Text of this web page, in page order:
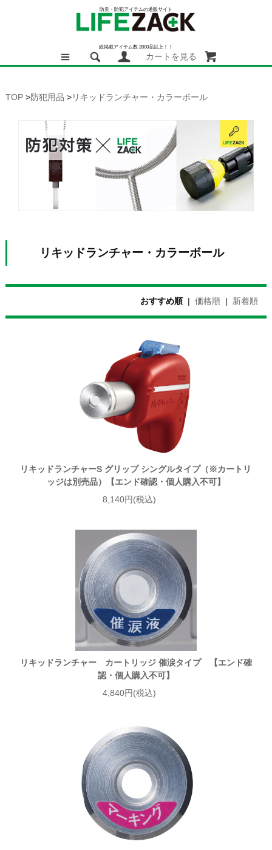
防災・防犯アイテムの通販サイト
総掲載アイテム数 2000品以上！！
カートを見る
TOP >防犯用品 >リキッドランチャー・カラーボール
リキッドランチャー・カラーボール
おすすめ順|価格順 | 新着順
リキッドランチャーS グリップ シングルタイプ（※カートリ
ッジは別売品）【エンド確認・個人購入不可】
8,140円(税込)
リキッドランチャー カートリッジ 催涙タイプ 【エンド確
認・個人購入不可】
4,840円(税込)